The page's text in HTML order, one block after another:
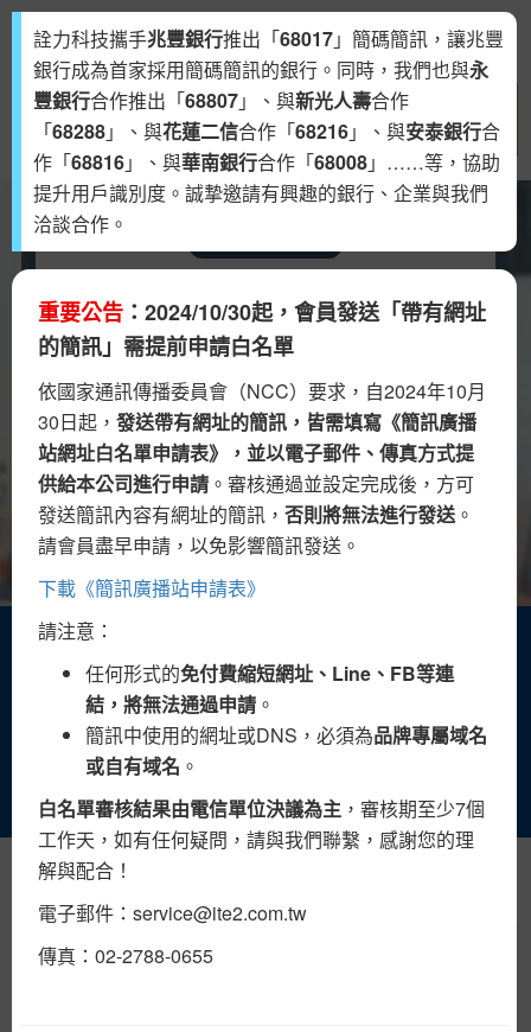
T
o
g
l
e
n
g
i
o
n
重要公告：配合政府「普發現金 1 萬元」政
策，簡訊防詐精進攔阻措施......
看更多
10:15
週年慶特賣🎊 🎊 🎊
【詮力日式雜貨】已新增會員惠屬週年慶折扣
5/31前消費即享9折優惠，詳情請見官網
sms.ite2.com
完成申請送50點
發送成功才計費
可發送客製化簡訊、罐頭簡訊、生日簡訊…等
立即申請帳號
置頂公告
《詮力科技》通過國際IAF認可ISO
詮力科技攜手兆豐銀行推出「68017」簡碼簡訊，讓兆豐
銀行成為首家採用簡碼簡訊的銀行。同時，我們也與永
豐銀行合作推出「68807」、與新光人壽合作
「68288」、與花蓮二信合作「68216」、與安泰銀行合
作「68816」、與華南銀行合作「68008」……等，協助
提升用戶識別度。誠摯邀請有興趣的銀行、企業與我們
洽談合作。
重要公告 ：2024/10/30起，會員發送「帶有網址
的簡訊」需提前申請白名單
依國家通訊傳播委員會（NCC）要求，自2024年10月
30日起， 發送帶有網址的簡訊，皆需填寫《簡訊廣播
站網址白名單申請表》，並以電子郵件、傳真方式提
供給本公司進行申請 。審核通過並設定完成後，方可
發送簡訊內容有網址的簡訊， 否則將無法進行發送。
請會員盡早申請，以免影響簡訊發送。
下載《簡訊廣播站申請表》
請注意：
任何形式的免付費縮短網址、Line、FB等連
結，將無法通過申請 。
簡訊中使用的網址或DNS，必須為品牌專屬域名
或自有域名 。
白名單審核結果由電信單位決議為主 ，審核期至少7個
工作天，如有任何疑問，請與我們聯繫，感謝您的理
解與配合！
電子郵件： service@ite2.com.tw
傳真：02-2788-0655